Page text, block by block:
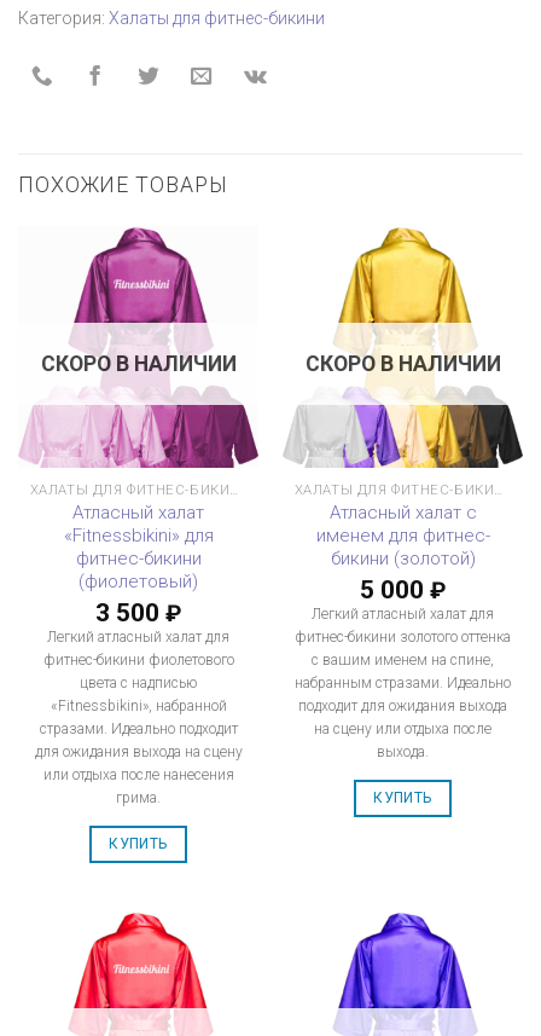
Категория: Халаты для фитнес-бикини
ПОХОЖИЕ ТОВАРЫ
СКОРО В НАЛИЧИИ
Атласный халат
«Fitnessbikini» для
фитнес-бикини
(фиолетовый)
3 500 ₽
Легкий атласный халат для
фитнес-бикини фиолетового
цвета с надписью
«Fitnessbikini», набранной
стразами. Идеально подходит
для ожидания выхода на сцену
или отдыха после нанесения
грима.
КУПИТЬ
СКОРО В НАЛИЧИИ
Атласный халат с
именем для фитнес-
бикини (золотой)
5 000 ₽
Легкий атласный халат для
фитнес-бикини золотого оттенка
с вашим именем на спине,
набранным стразами. Идеально
подходит для ожидания выхода
на сцену или отдыха после
выхода.
КУПИТЬ